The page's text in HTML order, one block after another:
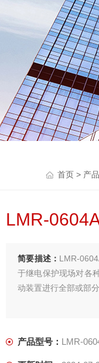
首页 > 产
LMR-
简要描述： LMR-
于继电保护现场对各
动装置进行全部或部
产品型号： LMR-